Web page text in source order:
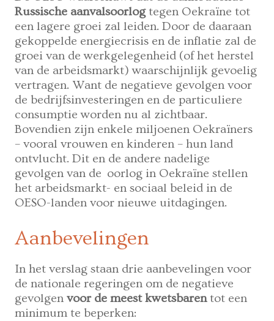
Russische aanvalsoorlogtegen Oekraïne tot
een lagere groei zal leiden. Door de daaraan
gekoppelde energiecrisis en de inflatie zal de
groei van de werkgelegenheid (of het herstel
van de arbeidsmarkt) waarschijnlijk gevoelig
vertragen. Want de negatieve gevolgen voor
de bedrijfsinvesteringen en de particuliere
consumptie worden nu al zichtbaar.
Bovendien zijn enkele miljoenen Oekraïners
– vooral vrouwen en kinderen – hun land
ontvlucht. Dit en de andere nadelige
gevolgen van de oorlog in Oekraïne stellen
het arbeidsmarkt- en sociaal beleid in de
OESO-landen voor nieuwe uitdagingen.
Aanbevelingen
In het verslag staan drie aanbevelingen voor
de nationale regeringen om de negatieve
gevolgenvoor de meest kwetsbarentot een
minimum te beperken: